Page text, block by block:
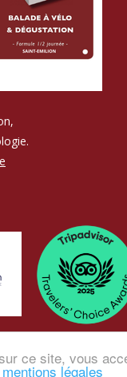
ce site, vous
légales